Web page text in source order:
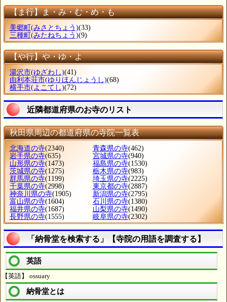
【ま行】ま・み・む・め・も
美郷町 (みさとちょう)(33)
三種町 (みたねちょう)(9)
【や行】や・ゆ・よ
湯沢市(ゆざわし)(41)
由利本荘市(ゆりほんじょうし)(68)
横手市(よこてし)(72)
近隣都道府県のお寺のリスト
秋田県周辺の都道府県の寺院一覧表
北海道の寺(2340) 青森県の寺(462)
岩手県の寺(635) 宮城県の寺(940)
山形県の寺(1473) 福島県の寺(1530)
茨城県の寺(1275) 栃木県の寺(983)
群馬県の寺(1199) 埼玉県の寺(2225)
千葉県の寺(2998) 東京都の寺(2887)
神奈川県の寺(1905) 新潟県の寺(2795)
富山県の寺(1604) 石川県の寺(1380)
福井県の寺(1687) 山梨県の寺(1490)
長野県の寺(1555) 岐阜県の寺(2302)
「納骨堂を検索する」【寺院の用語を調査する】
英語
【英語】 ossuary
納骨堂とは